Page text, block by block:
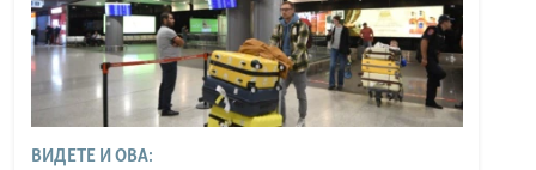
ВИДЕТЕ И ОВА: